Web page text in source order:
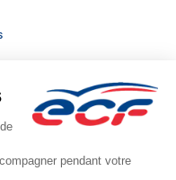
(nouvelle fenêtre)
(nouvelle fenêtre)
Capital social: 145000€
FR 11 422490904